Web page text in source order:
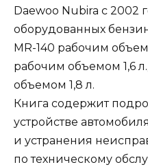
Daewoo Nubira с 2002
оборудованных
MR-140 рабочим
рабочим объемом 1,6
объемом 1,8 л.
Книга содержит
устройстве
и устранения
по техническому